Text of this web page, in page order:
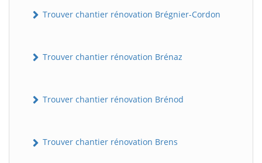
Trouver chantier rénovation Brégnier-Cordon
Trouver chantier rénovation Brénaz
Trouver chantier rénovation Brénod
Trouver chantier rénovation Brens